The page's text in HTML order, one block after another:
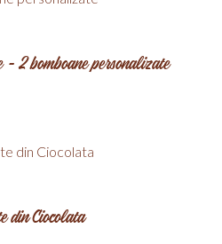
2 bomboane personalizate
din Ciocolata